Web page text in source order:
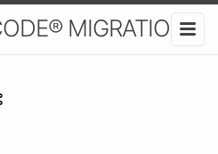
MIGRATION